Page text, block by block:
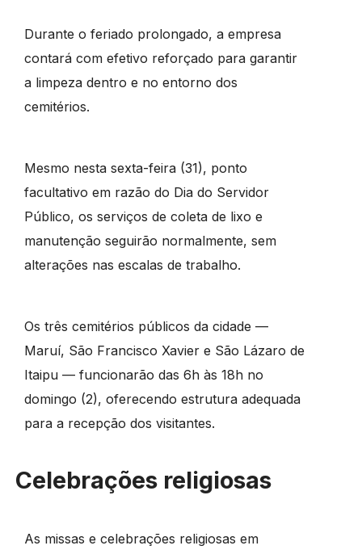
Durante o feriado prolongado, a empresa
contará com efetivo reforçado para garantir
a limpeza dentro e no entorno dos
cemitérios.
Mesmo nesta sexta-feira (31), ponto
facultativo em razão do Dia do Servidor
Público, os serviços de coleta de lixo e
manutenção seguirão normalmente, sem
alterações nas escalas de trabalho.
Os três cemitérios públicos da cidade —
Maruí, São Francisco Xavier e São Lázaro de
Itaipu — funcionarão das 6h às 18h no
domingo (2), oferecendo estrutura adequada
para a recepção dos visitantes.
Celebrações religiosas
As missas e celebrações religiosas em